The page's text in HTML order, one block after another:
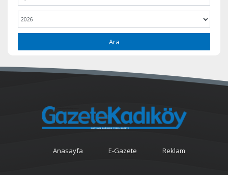
Ara
Anasayfa E-Gazete Reklam